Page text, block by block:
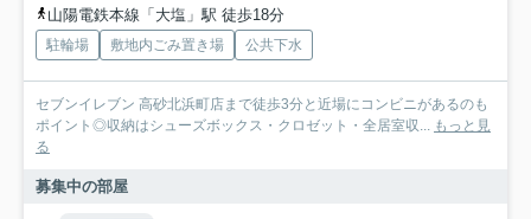
山陽電鉄本線「大塩」駅 徒歩18分
駐輪場 敷地内ごみ置き場 公共下水
セブンイレブン 高砂北浜町店まで徒歩3分と近場にコンビニがあるのも
ポイント◎収納はシューズボックス・クロゼット・全居室収... もっと見
る
募集中の部屋